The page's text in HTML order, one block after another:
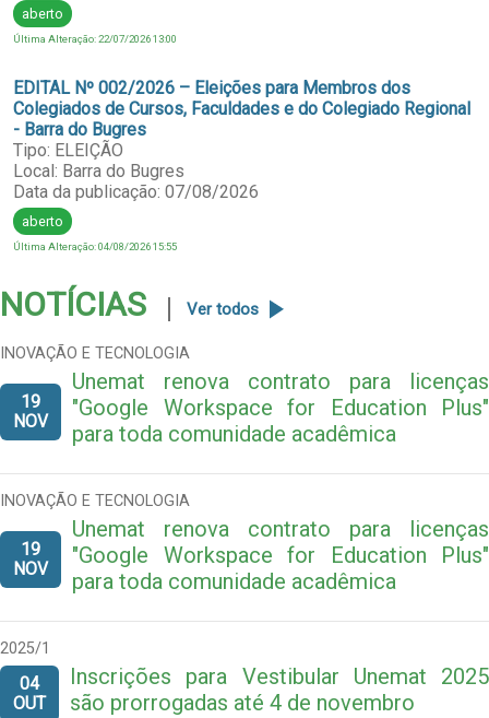
aberto
Última Alteração: 22/07/2026 13:00
EDITAL Nº 002/2026 – Eleições para Membros dos
Colegiados de Cursos, Faculdades e do Colegiado Regional
- Barra do Bugres
Tipo: ELEIÇÃO
Local: Barra do Bugres
Data da publicação: 07/08/2026
aberto
Última Alteração: 04/08/2026 15:55
NOTÍCIAS Ver todos
INOVAÇÃO E TECNOLOGIA
19
NOV
Unemat renova contrato para licenças
"Google Workspace for Education Plus"
para toda comunidade acadêmica
INOVAÇÃO E TECNOLOGIA
19
NOV
Unemat renova contrato para licenças
"Google Workspace for Education Plus"
para toda comunidade acadêmica
2025/1
04
OUT
Inscrições para Vestibular Unemat 2025
são prorrogadas até 4 de novembro